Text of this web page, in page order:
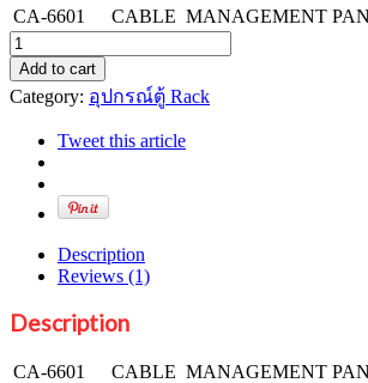
was:
฿ 310.
is:
฿ 260.
CA-6601 CABLE MANAGEMENT
CABLE
MANAGEMENT
PANEL
quantity
Add to cart
Category: อุปกรณ์ตู้ Rack
Tweet this article
Description
Reviews (1)
Description
CA-6601 CABLE MANAGEMENT